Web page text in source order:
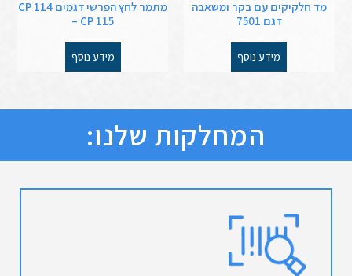
מד חלקיקים עם בקר ומשאבה
דגם 7501
מידע נוסף
מתמר לחץ הפרשי דגמים CP 114
– CP 115
מידע נוסף
המחלקות שלנו: